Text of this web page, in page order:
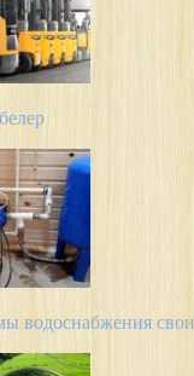
водоснабжения